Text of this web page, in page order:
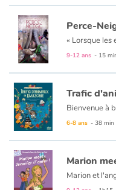
Perce-
9-12 ans - 15
Trafic
6-8 ans - 38 min
Marion